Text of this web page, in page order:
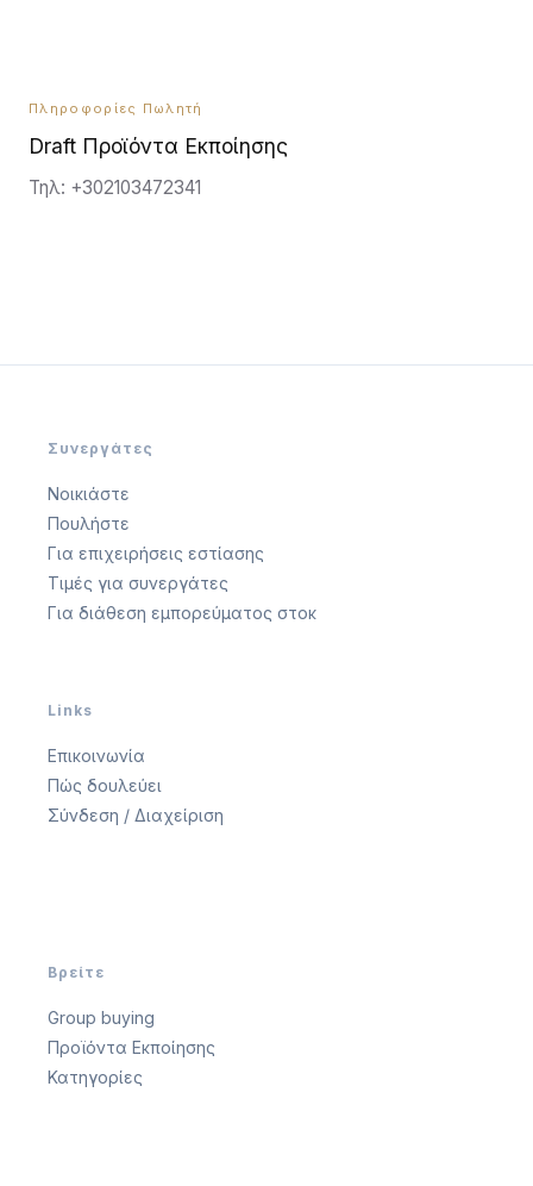
Πληροφορίες Πωλητή
Draft Προϊόντα Εκποίησης
Τηλ: +302103472341
Συνεργάτες
Νοικιάστε
Πουλήστε
Για επιχειρήσεις εστίασης
Τιμές για συνεργάτες
Για διάθεση εμπορεύματος στοκ
Links
Επικοινωνία
Πώς δουλεύει
Σύνδεση / Διαχείριση
Βρείτε
Group buying
Προϊόντα Εκποίησης
Κατηγορίες